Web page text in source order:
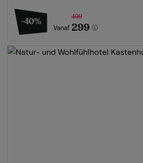
-40%
Vanaf
499
299